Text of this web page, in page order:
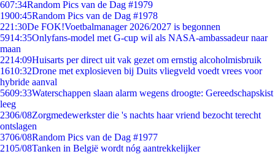
607:34Random Pics van de Dag #1979
1900:45Random Pics van de Dag #1978
221:30De FOK!Voetbalmanager 2026/2027 is begonnen
5914:35Onlyfans-model met G-cup wil als NASA-ambassadeur naar
maan
2214:09Huisarts per direct uit vak gezet om ernstig alcoholmisbruik
1610:32Drone met explosieven bij Duits vliegveld voedt vrees voor
hybride aanval
5609:33Waterschappen slaan alarm wegens droogte: Gereedschapskist
leeg
2306/08Zorgmedewerkster die 's nachts haar vriend bezocht terecht
ontslagen
3706/08Random Pics van de Dag #1977
2105/08Tanken in België wordt nóg aantrekkelijker